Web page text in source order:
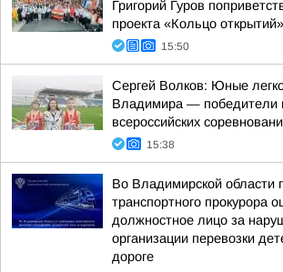
Григорий Гуров
проекта «Кольцо открытий»
15:50
Сергей Волков: Юные
Владимира — победители
всероссийских
15:38
Во Владимирской области
транспортного прокурора
должностное лицо за
организации перевозки
дороге